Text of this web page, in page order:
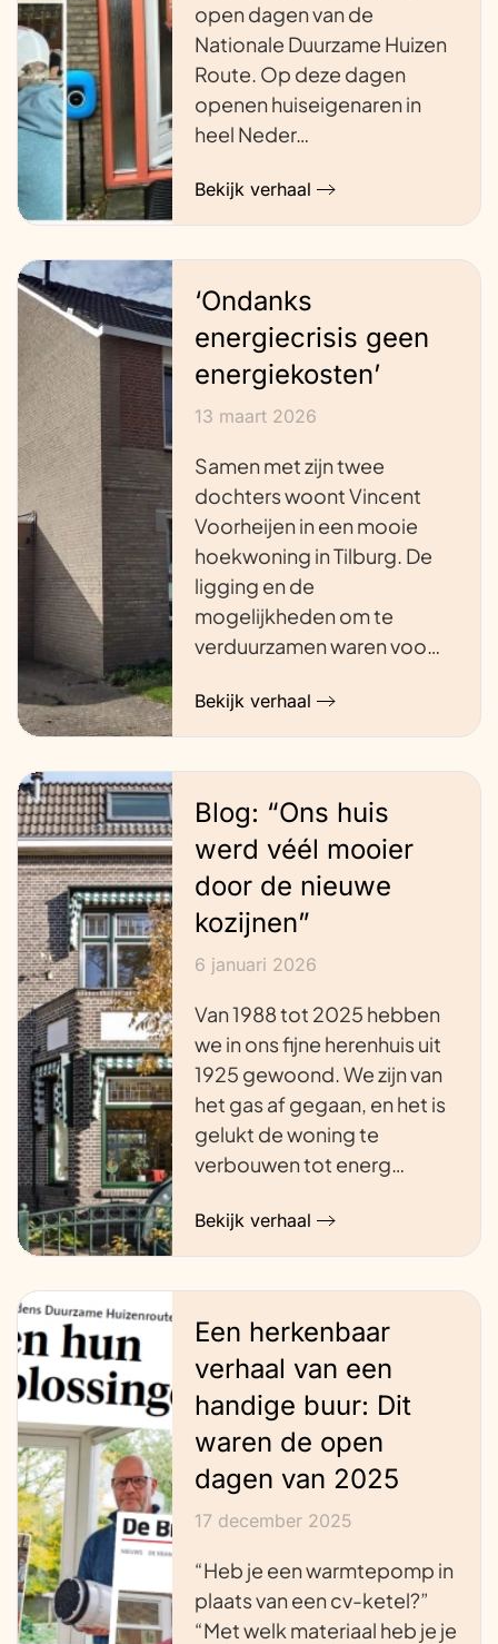
open dagen van de
Nationale Duurzame Huizen
Route. Op deze dagen
openen huiseigenaren in
heel Neder…
Bekijk verhaal
‘Ondanks
energiecrisis geen
energiekosten’
13 maart 2026
Samen met zijn twee
dochters woont Vincent
Voorheijen in een mooie
hoekwoning in Tilburg. De
ligging en de
mogelijkheden om te
verduurzamen waren voo…
Bekijk verhaal
Blog: “Ons huis
werd véél mooier
door de nieuwe
kozijnen”
6 januari 2026
Van 1988 tot 2025 hebben
we in ons fijne herenhuis uit
1925 gewoond. We zijn van
het gas af gegaan, en het is
gelukt de woning te
verbouwen tot energ…
Bekijk verhaal
Een herkenbaar
verhaal van een
handige buur: Dit
waren de open
dagen van 2025
17 december 2025
“Heb je een warmtepomp in
plaats van een cv-ketel?”
“Met welk materiaal heb je je